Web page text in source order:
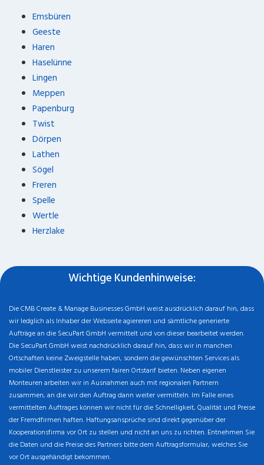
Emsbüren
Geeste
Haren
Haselünne
Lingen
Meppen
Papenburg
Twist
Dörpen
Lathen
Sögel
Freren
Spelle
Wertle
Herzlake
Wichtige Kundenhinweise:
Die CMB Create & Manage Businesses GmbH weist ausdrücklich darauf hin, dass
wir ledglich als Inhaber der Webseite agiereren und sämtliche generierte
Aufträge an die SecuPart GmbH vermittelt und von dieser bearbeitet werden.
Die SecuPart GmbH weist nachdrücklich darauf hin, dass wir in manchen
Ortschaften keine Zweigstelle haben, sondern die gewünschten Services als
mobiler Dienstleister zu unserem fairen Ortstarif bieten. Neben eigenen
Monteuren arbeiten wir in Ausnahmen auch mit regionalen Partnern
zusammen, an die wir den Auftrag dann weiter vermitteln. Im Falle eines
vermittelten Auftrages können wir nicht für die Schnelligkeit, Qualität und Preise
der Fremdfirmen haften. Haftungsansprüche sind direkt gegenüber der
Kooperationsfirma vor Ort zu stellen und nicht an uns zu richten. Entnehmen Sie
die Daten und die Preise des Partners bitte dem Auftragsformular, welches Sie
vor Ort ausgehändigt bekommen.